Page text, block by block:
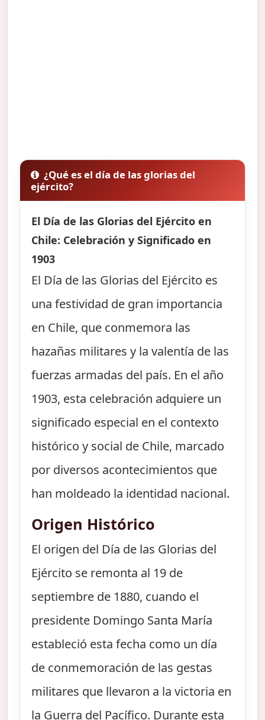
¿Qué es el día de las glorias del
ejército?
El Día de las Glorias del Ejército en
Chile: Celebración y Significado en
1903
El Día de las Glorias del Ejército es
una festividad de gran importancia
en Chile, que conmemora las
hazañas militares y la valentía de las
fuerzas armadas del país. En el año
1903, esta celebración adquiere un
significado especial en el contexto
histórico y social de Chile, marcado
por diversos acontecimientos que
han moldeado la identidad nacional.
Origen Histórico
El origen del Día de las Glorias del
Ejército se remonta al 19 de
septiembre de 1880, cuando el
presidente Domingo Santa María
estableció esta fecha como un día
de conmemoración de las gestas
militares que llevaron a la victoria en
la Guerra del Pacífico. Durante esta